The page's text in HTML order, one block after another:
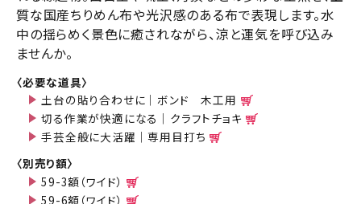
質な国産ちりめん布や光沢感のある布で表現します。水
中の揺らめく景色に癒されながら、涼と運気を呼び込み
ませんか。
〈必要な道具〉
土台の貼り合わせに｜ボンド 木工用
切る作業が快適になる｜クラフトチョキ
手芸全般に大活躍｜専用目打ち
〈別売り額〉
59-3額（ワイド）
59-6額（ワイド）